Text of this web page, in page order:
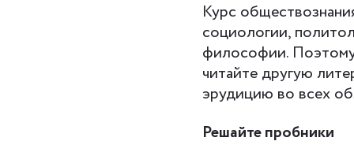
Курс
социологии,
философии.
читайте другую
эрудицию во всех
Решайте пробники